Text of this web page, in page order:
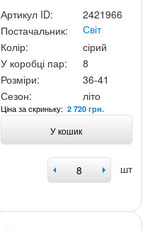
Артикул ID:
2421966
Постачальник:
Світ
Колір:
сірий
У коробці пар:
8
Розміри:
36-41
Сезон:
літо
Ціна за скриньку:2 720 грн.
У кошик
шт